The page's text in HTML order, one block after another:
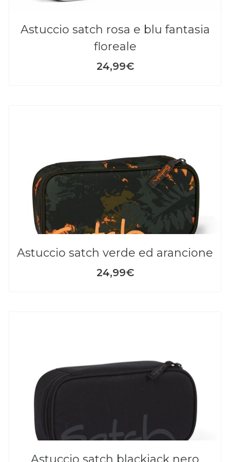
astuccio satch rosa e blu fantasia
floreale
24,99€
astuccio satch verde ed arancione
24,99€
astuccio satch blackjack nero